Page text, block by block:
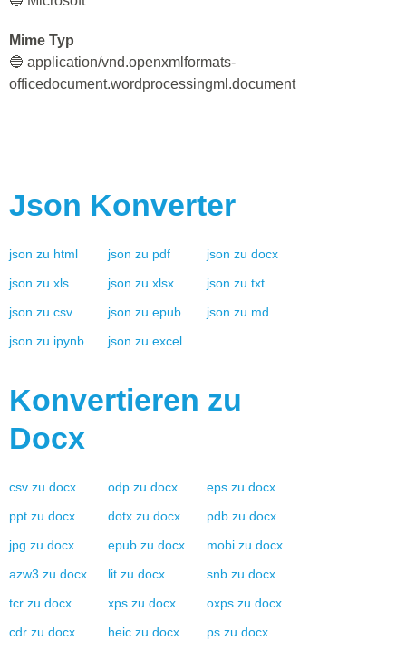
Mime Typ
🔵 application/vnd.openxmlformats-
officedocument.wordprocessingml.document
Json Konverter
json zu html json zu pdf json zu docx
json zu xls json zu xlsx json zu txt
json zu csv json zu epub json zu md
json zu ipynb json zu excel
Konvertieren zu
Docx
csv zu docx odp zu docx eps zu docx
ppt zu docx dotx zu docx pdb zu docx
jpg zu docx epub zu docx mobi zu docx
azw3 zu docx lit zu docx snb zu docx
tcr zu docx xps zu docx oxps zu docx
cdr zu docx heic zu docx ps zu docx